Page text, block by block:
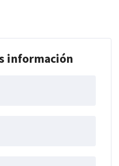
información